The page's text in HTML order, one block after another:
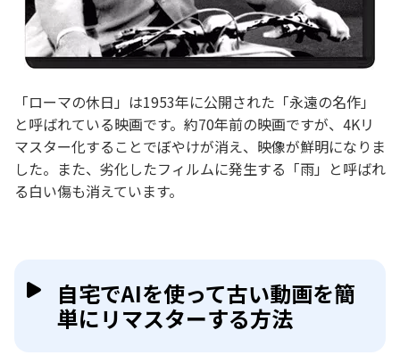
「ローマの休日」は1953年に公開された「永遠の名作」
と呼ばれている映画です。約70年前の映画ですが、4Kリ
マスター化することでぼやけが消え、映像が鮮明になりま
した。また、劣化したフィルムに発生する「雨」と呼ばれ
る白い傷も消えています。
自宅でAIを使って古い動画を簡
単にリマスターする方法